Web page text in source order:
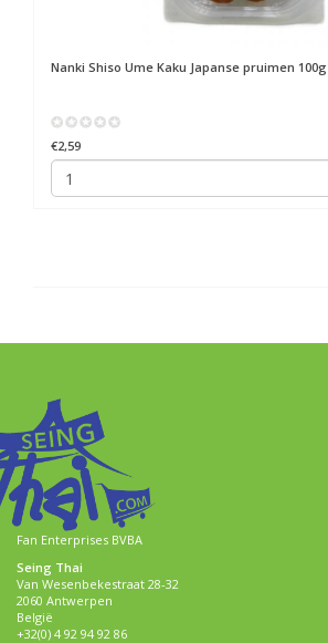
Nanki Shiso Ume Kaku Japanse pruimen 100g
€2,59
Fan Enterprises BVBA
Seing Thai
Van Wesenbekestraat 28-32
2060 Antwerpen
België
+32(0) 4 92 94 92 86